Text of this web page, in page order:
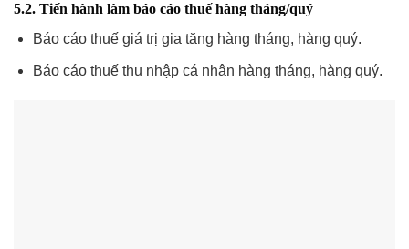
5.2. Tiến hành làm báo cáo thuế hàng tháng/quý
Báo cáo thuế giá trị gia tăng hàng tháng, hàng quý.
Báo cáo thuế thu nhập cá nhân hàng tháng, hàng quý.